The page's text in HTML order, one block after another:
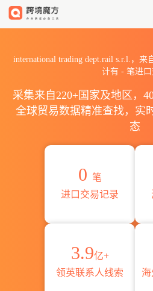
international trading dept.rail s.r.l.，
计有 -笔进口
采集来自220+国家及地区，
全球贸易数据精准查找，实
态
0 笔
进口交易记录
3.9亿+
领英联系人线索